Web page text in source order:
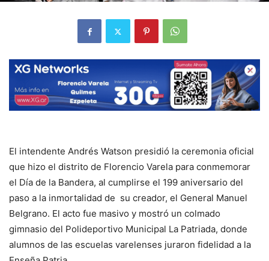
El intendente Andrés Watson presidió la ceremonia oficial
que hizo el distrito de Florencio Varela para conmemorar
el Día de la Bandera, al cumplirse el 199 aniversario del
paso a la inmortalidad de su creador, el General Manuel
Belgrano. El acto fue masivo y mostró un colmado
gimnasio del Polideportivo Municipal La Patriada, donde
alumnos de las escuelas varelenses juraron fidelidad a la